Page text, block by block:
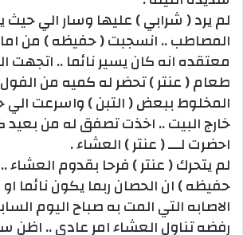
لم يرد ( شرابي ) عليها وسار الي حيث
المصاطب .. انسجبت ( حفيظه ) من
معتقده انه كان يسير نائما .. اتجهت
طعام ( عنتر ) تحضر له كميه من
المخلوط ببعض ( التبن ) واسرعت الي
خارج البيت .. اخذت تصفق له من بعيد
احضرت لـــ ( عنتر ) العشاء .
لم يتحرك ( عنتر ) فرحا بقدوم العشاء
حفيظه ) ان الحصان ربما يكون نائما
الاصابه التي المت به صباح اليوم
رفضه تناول العشاء امر عادى ..